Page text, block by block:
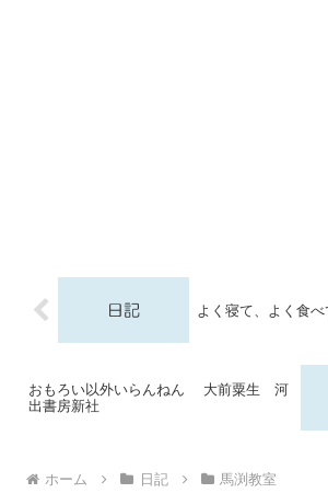
よく寝て、よく食べ
おもろい以外いらんねん 大前粟生 河
出書房新社
ホーム 日記 馬渕教室